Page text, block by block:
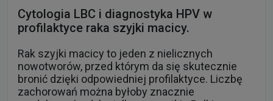
Rak szyjki macicy to jeden z nielicznych
nowotworów, przed którym da się skutecznie
zachorowań można byłoby znacznie
zredukować, gdyby tylko wszystkie Polki
zaszczepiły się przeciwko HPV i regularnie
wykonywały zalecane badania profilaktyczne.